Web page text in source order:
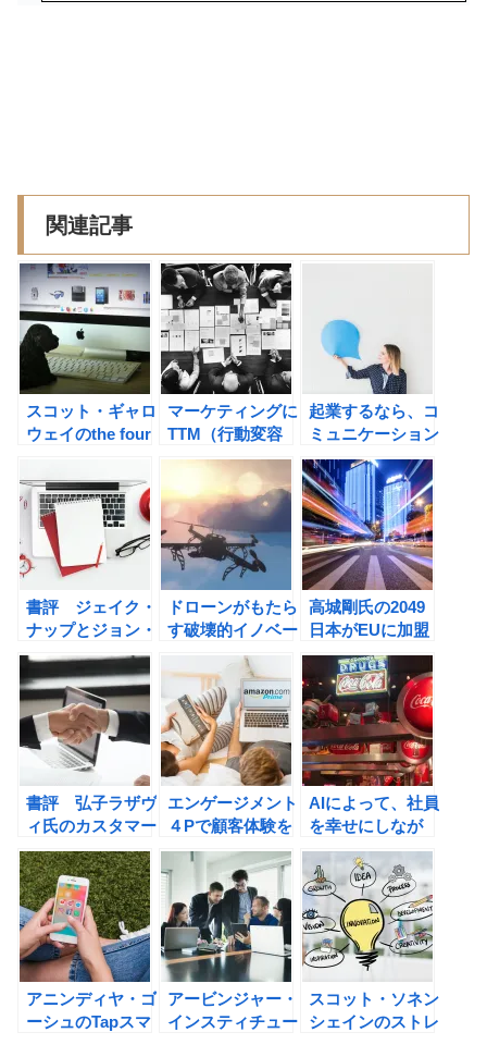
関連記事
スコット・ギャロ
ウェイのthe four
り変えた世界の書
評
マーケティングに
TTM（行動変容
ステージモデル）
を活用しよう！
起業するなら、コ
ミュニケーション
スキルを高めよ
う！
書評 ジェイク・
ナップとジョン・
ゼラツキーの時間
術大全 人生が本
当に変わる「87
の時間ワザ」
ドローンがもたら
す破壊的イノベー
ションをクリス・
アンダーソンから
学ぶ！
高城剛氏の2049
日本がEUに加盟
する日
HUMAN3.0の誕
生の書評
書評 弘子ラザヴ
ィ氏のカスタマー
サクセスとは何か
エンゲージメント
４Pで顧客体験を
高め、勝ち続ける
アマゾンという存
在。
AIによって、社員
を幸せにしなが
ら、生産性を高め
る方法。
アニンディヤ・ゴ
ーシュのTapスマ
アービンジャー・
インスティチュー
スコット・ソネン
シェインのストレ